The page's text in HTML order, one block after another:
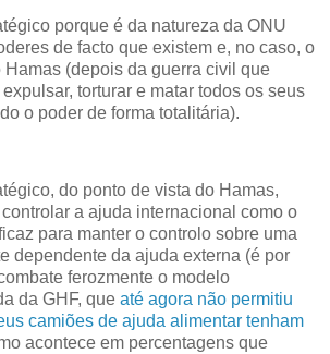
porque é da natureza da ONU
de facto que existem e, no caso, o
Hamas (depois da guerra civil que
torturar e matar todos os seus
o poder de forma totalitária).
do ponto de vista do Hamas,
a ajuda internacional como o
para manter o controlo sobre uma
dependente da ajuda externa (é por
ferozmente o modelo
da GHF, que até agora não permitiu
camiões de ajuda alimentar tenham
acontece em percentagens que